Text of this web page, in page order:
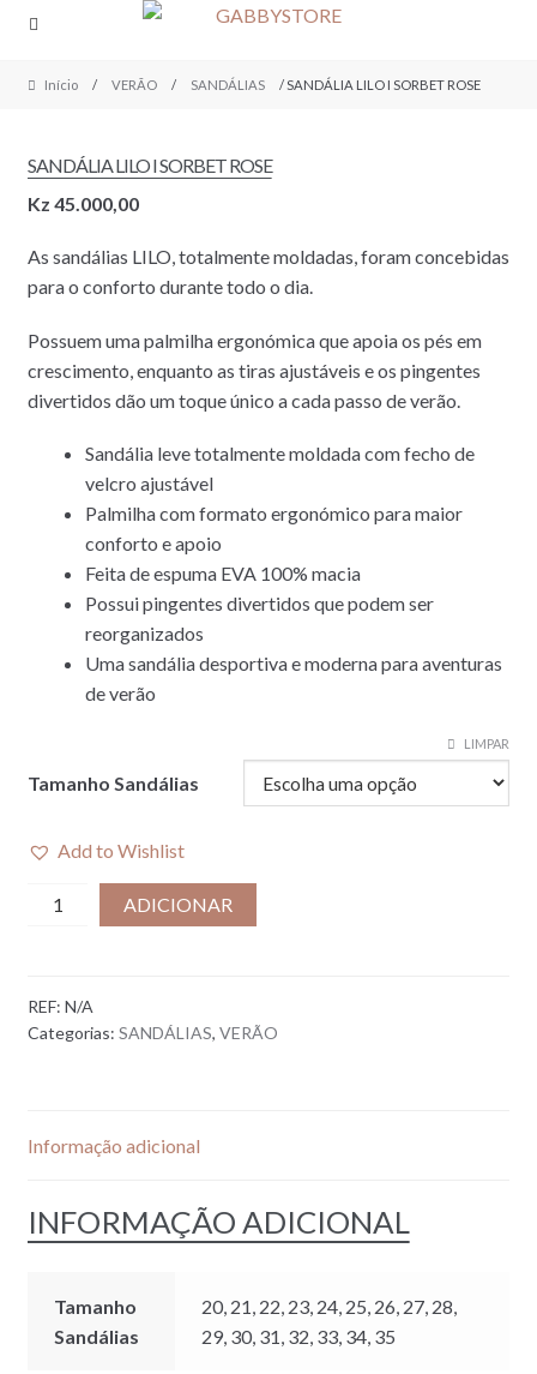
Skip
navigation
Skip
content
Início / VERÃO / SANDÁLIAS / SANDÁLIA LILO I SORBET ROSE
SANDÁLIA LILO I SORBET ROSE
Kz 45.000,00
As sandálias LILO, totalmente moldadas, foram concebidas
para o conforto durante todo o dia.
Possuem uma palmilha ergonómica que apoia os pés em
crescimento, enquanto as tiras ajustáveis ​​e os pingentes
divertidos dão um toque único a cada passo de verão.
Sandália leve totalmente moldada com fecho de
velcro ajustável
Palmilha com formato ergonómico para maior
conforto e apoio
Feita de espuma EVA 100% macia
Possui pingentes divertidos que podem ser
reorganizados
Uma sandália desportiva e moderna para aventuras
de verão
Tamanho Sandálias
LIMPAR
Add to Wishlist
Quantidade
I
SORBET
ADICIONAR
REF: N/A
Categorias: SANDÁLIAS, VERÃO
Informação adicional
INFORMAÇÃO ADICIONAL
Tamanho
Sandálias
20, 21, 22, 23, 24, 25, 26, 27, 28,
29, 30, 31, 32, 33, 34, 35